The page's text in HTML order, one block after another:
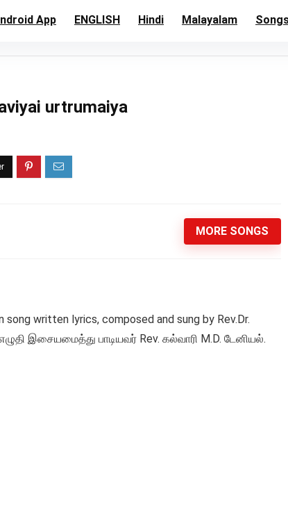
App ENGLISH Hindi Malayalam
urtrumaiya
MORE SONGS
written lyrics, composed and sung by Rev.Dr.
இசையமைத்து பாடியவர் Rev. கல்வாரி M.D. டேனியல்.